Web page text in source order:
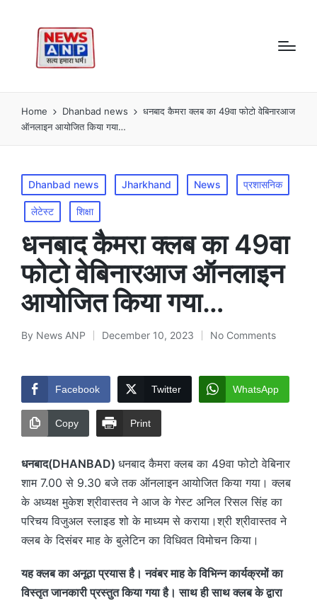
Home Dhanbad news
धनबाद कैमरा क्लब का 49वा फोटो वेबिनारआज
ऑनलाइन आयोजित किया गया…
Posted
in
Dhanbad news Jharkhand News प्रशासनिक
लेटेस्ट शिक्षा
धनबाद कैमरा क्लब का 49वा
फोटो वेबिनारआज ऑनलाइन
आयोजित किया गया…
Posted
By News ANP December 10, 2023 No Comments
Facebook Twitter WhatsApp
Copy Print
धनबाद(DHANBAD) धनबाद कैमरा क्लब का 49वा फोटो वेबिनार
शाम 7.00 से 9.30 बजे तक ऑनलाइन आयोजित किया गया। क्लब
के अध्यक्ष मुकेश श्रीवास्तव ने आज के गेस्ट अनिल रिसल सिंह का
परिचय विजुअल स्लाइड शो के माध्यम से कराया।श्री श्रीवास्तव ने
क्लब के दिसंबर माह के बुलेटिन का विधिवत विमोचन किया।
यह क्लब का अनूठा प्रयास है। नवंबर माह के विभिन्न कार्यक्रमों का
विस्तृत जानकारी प्रस्तुत किया गया है। साथ ही साथ क्लब के द्वारा